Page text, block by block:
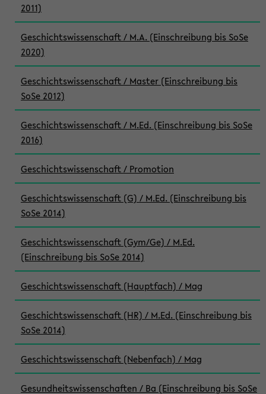
2011)
Geschichtswissenschaft / M.A. (Einschreibung bis SoSe
2020)
Geschichtswissenschaft / Master (Einschreibung bis
SoSe 2012)
Geschichtswissenschaft / M.Ed. (Einschreibung bis SoSe
2016)
Geschichtswissenschaft / Promotion
Geschichtswissenschaft (G) / M.Ed. (Einschreibung bis
SoSe 2014)
Geschichtswissenschaft (Gym/Ge) / M.Ed.
(Einschreibung bis SoSe 2014)
Geschichtswissenschaft (Hauptfach) / Mag
Geschichtswissenschaft (HR) / M.Ed. (Einschreibung bis
SoSe 2014)
Geschichtswissenschaft (Nebenfach) / Mag
Gesundheitswissenschaften / Ba (Einschreibung bis SoSe